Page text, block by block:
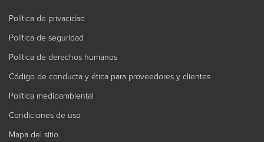
Política de privacidad
Política de seguridad
Política de derechos humanos
Código de conducta y ética para proveedores y clientes
Política medioambiental
Condiciones de uso
Mapa del sitio